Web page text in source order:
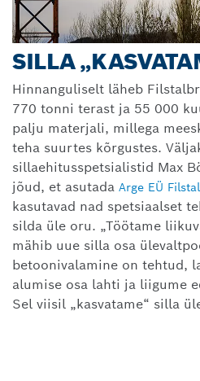
SILLA
Hinnanguliselt läheb
770 tonni terast ja 55 000
palju materjali, millega
teha suurtes kõrgustes.
sillaehitusspetsialistid Max
jõud, et asutada Arge EÜ Filstal
kasutavad nad spetsiaalset
silda üle oru. „Töötame
mähib uue silla osa
betoonivalamine on tehtud,
alumise osa lahti ja liigume
Sel viisil „kasvatame“ silla